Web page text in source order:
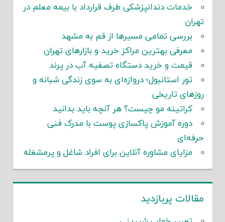
خدمات دندانپزشکی طرف قرارداد با بیمه معلم در
تهران
بررسی تمامی مسیرها از قم به مشهد
معرفی بهترین مراکز خرید و بازارهای تهران
قیمت و خرید دستگاه تصفیه آب در پرند
تور استانبول؛ دروازه‌ای به سوی زندگی شبانه و
روزهای تاریخی
کراتینه مو چیست؟ هر آنچه باید بدانید
دوره آموزش پاکسازی پوست با مدرک فنی
حرفه‌ای
مزایای مشاوره آنلاین برای افراد شاغل و پرمشغله
مقالات پربازدید